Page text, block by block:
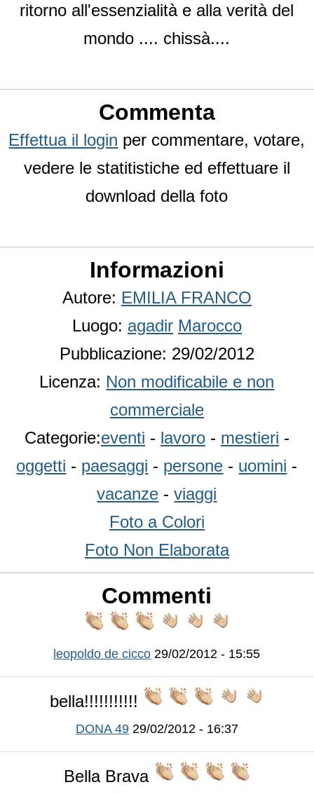
ritorno all'essenzialità e alla verità del
mondo .... chissà....
Commenta
Effettua il login per commentare, votare,
vedere le statitistiche ed effettuare il
download della foto
Informazioni
Autore: EMILIA FRANCO
Luogo: agadir Marocco
Pubblicazione: 29/02/2012
Licenza: Non modificabile e non
commerciale
Categorie:eventi - lavoro - mestieri -
oggetti - paesaggi - persone - uomini -
vacanze -viaggi
Foto a Colori
Foto Non Elaborata
Commenti
leopoldo de cicco 29/02/2012 - 15:55
bella!!!!!!!!!!!
DONA 49 29/02/2012 - 16:37
Bella Brava